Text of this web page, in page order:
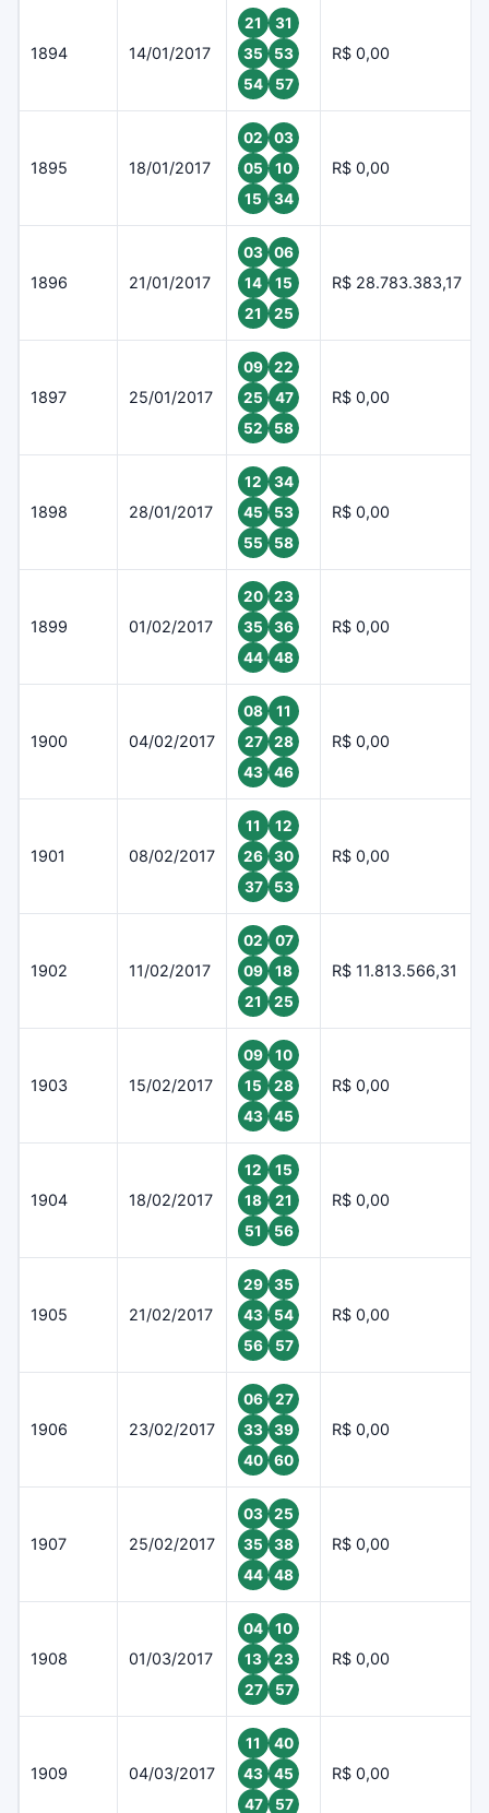
1894 14/01/2017
21
31
35
53
54
57
R$ 0,00
1895 18/01/2017
02
03
05
10
15
34
R$ 0,00
1896 21/01/2017
03
06
14
15
21
25
R$ 28.783.383,17
1897 25/01/2017
09
22
25
47
52
58
R$ 0,00
1898 28/01/2017
12
34
45
53
55
58
R$ 0,00
1899 01/02/2017
20
23
35
36
44
48
R$ 0,00
1900 04/02/2017
08
11
27
28
43
46
R$ 0,00
1901 08/02/2017
11
12
26
30
37
53
R$ 0,00
1902 11/02/2017
02
07
09
18
21
25
R$ 11.813.566,31
1903 15/02/2017
09
10
15
28
43
45
R$ 0,00
1904 18/02/2017
12
15
18
21
51
56
R$ 0,00
1905 21/02/2017
29
35
43
54
56
57
R$ 0,00
1906 23/02/2017
06
27
33
39
40
60
R$ 0,00
1907 25/02/2017
03
25
35
38
44
48
R$ 0,00
1908 01/03/2017
04
10
13
23
27
57
R$ 0,00
1909 04/03/2017
11
40
43
45
47
57
R$ 0,00